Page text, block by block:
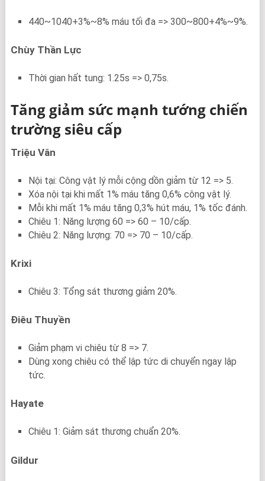
440~1040+3%~8% máu tối đa => 300~800+4%~9%.
Chùy Thần Lực
Thời gian hất tung: 1.25s => 0,75s.
Tăng giảm sức mạnh tướng chiến
trường siêu cấp
Triệu Vân
Nội tại: Công vật lý mỗi cộng dồn giảm từ 12 => 5.
Xóa nội tại khi mất 1% máu tăng 0,6% công vật lý.
Mỗi khi mất 1% máu tăng 0,3% hút máu, 1% tốc đánh.
Chiêu 1: Năng lượng 60 => 60 – 10/cấp.
Chiêu 2: Năng lượng: 70 => 70 – 10/cấp.
Krixi
Chiêu 3: Tổng sát thương giảm 20%.
Điêu Thuyền
Giảm phạm vi chiêu từ 8 => 7.
Dùng xong chiêu có thể lập tức di chuyển ngay lập
tức.
Hayate
Chiêu 1: Giảm sát thương chuẩn 20%.
Gildur